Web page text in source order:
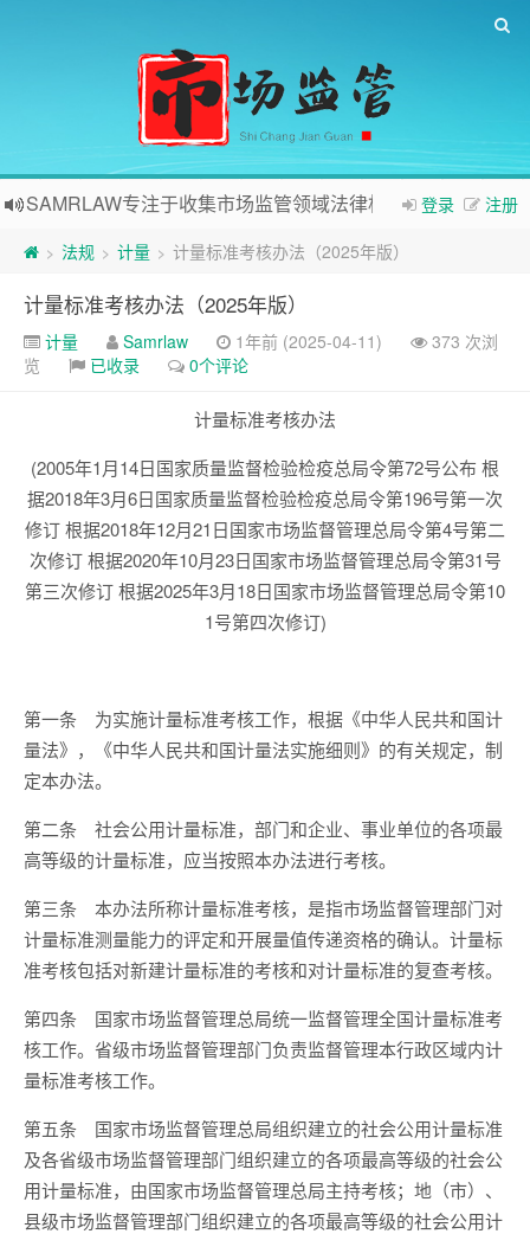
登录 注册
SAMRLAW专注于收集市场监管领域法律相关内容
> 法规 > 计量 > 计量标准考核办法（2025年版）
计量标准考核办法（2025年版）
计量 Samrlaw 1年前 (2025-04-11)
373 次浏
览
已收录 0个评论
计量标准考核办法
(2005年1月14日国家质量监督检验检疫总局令第72号公布 根
据2018年3月6日国家质量监督检验检疫总局令第196号第一次
修订 根据2018年12月21日国家市场监督管理总局令第4号第二
次修订 根据2020年10月23日国家市场监督管理总局令第31号
第三次修订 根据2025年3月18日国家市场监督管理总局令第10
1号第四次修订)
第一条 为实施计量标准考核工作，根据《中华人民共和国计
量法》，《中华人民共和国计量法实施细则》的有关规定，制
定本办法。
第二条 社会公用计量标准，部门和企业、事业单位的各项最
高等级的计量标准，应当按照本办法进行考核。
第三条 本办法所称计量标准考核，是指市场监督管理部门对
计量标准测量能力的评定和开展量值传递资格的确认。计量标
准考核包括对新建计量标准的考核和对计量标准的复查考核。
第四条 国家市场监督管理总局统一监督管理全国计量标准考
核工作。省级市场监督管理部门负责监督管理本行政区域内计
量标准考核工作。
第五条 国家市场监督管理总局组织建立的社会公用计量标准
及各省级市场监督管理部门组织建立的各项最高等级的社会公
用计量标准，由国家市场监督管理总局主持考核； 地（市）、
县级市场监督管理部门组织建立的各项最高等级的社会公用计